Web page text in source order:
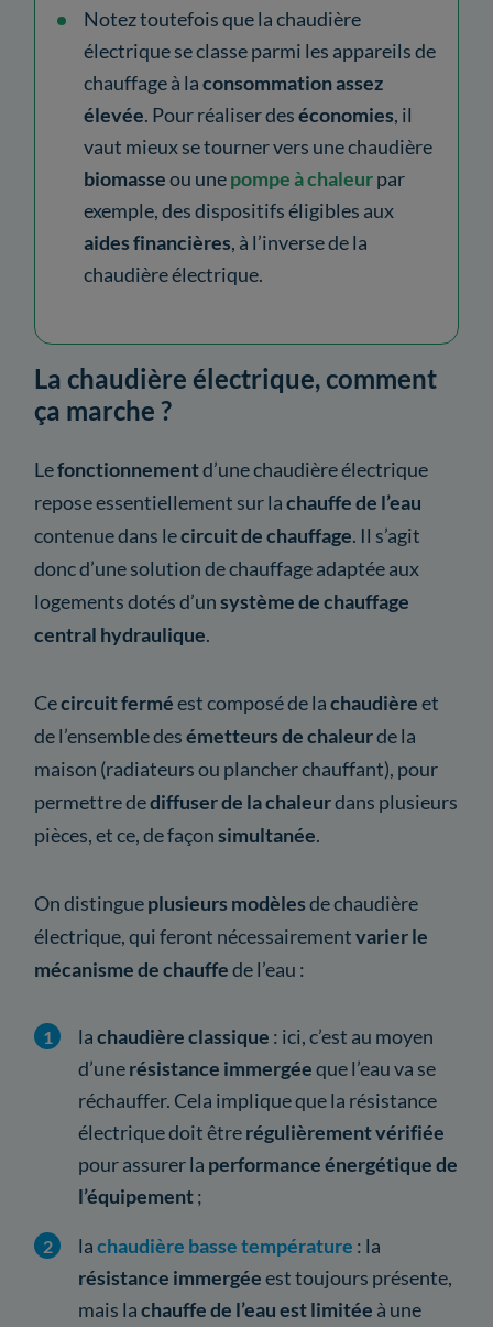
Notez toutefois que la chaudière
électrique se classe parmi les appareils de
chauffage à laconsommation assez
élevée. Pour réaliser deséconomies, il
vaut mieux se tourner vers une chaudière
biomasseou unepompe à chaleurpar
exemple, des dispositifs éligibles aux
aides financières, à l’inverse de la
chaudière électrique.
La chaudière électrique, comment
ça marche ?
Lefonctionnementd’une chaudière électrique
repose essentiellement sur lachauffe de l’eau
contenue dans lecircuit de chauffage. Il s’agit
donc d’une solution de chauffage adaptée aux
logements dotés d’unsystème de chauffage
central hydraulique.
Cecircuit ferméest composé de lachaudièreet
de l’ensemble desémetteurs de chaleurde la
maison (radiateurs ou plancher chauffant), pour
permettre dediffuser de la chaleurdans plusieurs
pièces, et ce, de façonsimultanée.
On distingueplusieurs modèlesde chaudière
électrique, qui feront nécessairementvarier le
mécanisme de chauffede l’eau :
lachaudière classique : ici, c’est au moyen
d’unerésistance immergéeque l’eau va se
réchauffer. Cela implique que la résistance
électrique doit êtrerégulièrement vérifiée
pour assurer la performance énergétique de
l’équipement;
lachaudière basse température : la
résistance immergéeest toujours présente,
mais lachauffe de l’eau est limitée à une